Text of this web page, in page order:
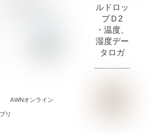
ンライン
リ
ルドロッ
プＤ2
・温度、
湿度デー
タロガ